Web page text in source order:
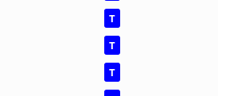
T
T
T